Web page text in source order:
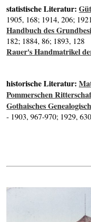
statistische Literatur:
1905, 168; 1914, 206;
Handbuch des
182; 1884, 86; 1893, 128
Rauer's Handmatrikel
historische Literatur:
Pommerschen
Gothaisches
- 1903, 967-970; 1929, 630